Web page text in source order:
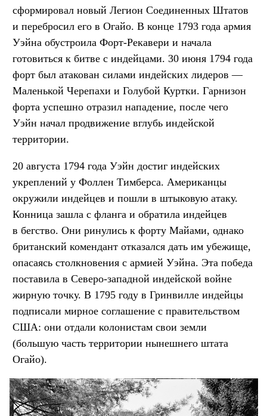
сформировал новый Легион Соединенных Штатов
и перебросил его в Огайо. В конце 1793 года армия
Уэйна обустроила Форт-Рекавери и начала
готовиться к битве с индейцами. 30 июня 1794 года
форт был атакован силами индейских лидеров —
Маленькой Черепахи и Голубой Куртки. Гарнизон
форта успешно отразил нападение, после чего
Уэйн начал продвижение вглубь индейской
территории.
20 августа 1794 года Уэйн достиг индейских
укреплений у Фоллен Тимберса. Американцы
окружили индейцев и пошли в штыковую атаку.
Кон­ница зашла с фланга и обратила индейцев
в бегство. Они ринулись к форту Майами, однако
британский комендант отказался дать им убежище,
опасаясь столкновения с армией Уэйна. Эта победа
поставила в Северо-западной индейской войне
жирную точку. В 1795 году в Гринвилле индейцы
подписали мирное соглашение с правительством
США: они отдали колонистам свои земли
(большую часть территории нынешнего штата
Огайо).